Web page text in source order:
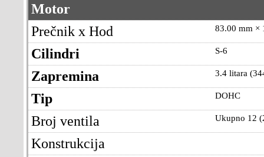
Motor
83.00 mm ×
Prečnik x Hod
S-6
Cilindri
3.4 litara
Zapremina
DOHC
Tip
Ukupno 12
Broj ventila
Konstrukcija